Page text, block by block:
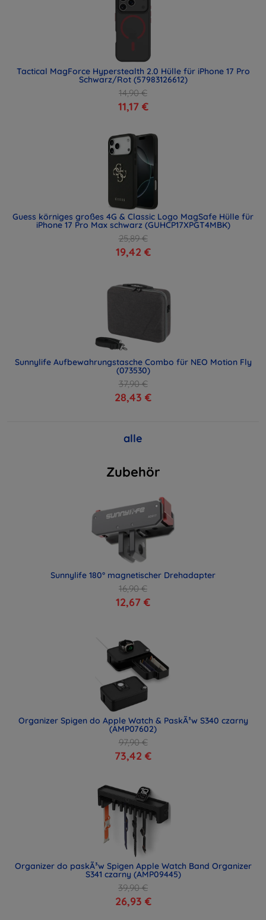
Tactical MagForce Hyperstealth 2.0 Hülle für iPhone 17 Pro
Schwarz/Rot (57983126612)
14,90 €
11,17 €
Guess körniges großes 4G & Classic Logo MagSafe Hülle für
iPhone 17 Pro Max schwarz (GUHCP17XPGT4MBK)
25,89 €
19,42 €
Sunnylife Aufbewahrungstasche Combo für NEO Motion Fly
(073530)
37,90 €
28,43 €
alle
Zubehör
Sunnylife 180° magnetischer Drehadapter
16,90 €
12,67 €
Organizer Spigen do Apple Watch & PaskÃ³w S340 czarny
(AMP07602)
97,90 €
73,42 €
Organizer do paskÃ³w Spigen Apple Watch Band Organizer
S341 czarny (AMP09445)
39,90 €
26,93 €